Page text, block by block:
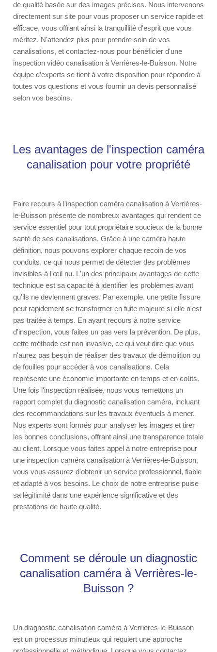
de qualité basée sur des images précises. Nous intervenons
directement sur site pour vous proposer un service rapide et
efficace, vous offrant ainsi la tranquillité d'esprit que vous
méritez. N'attendez plus pour prendre soin de vos
canalisations, et contactez-nous pour bénéficier d'une
inspection vidéo canalisation à Verrières-le-Buisson. Notre
équipe d’experts se tient à votre disposition pour répondre à
toutes vos questions et vous fournir un devis personnalisé
selon vos besoins.
Les avantages de l'inspection caméra
canalisation pour votre propriété
Faire recours à l'inspection caméra canalisation à Verrières-
le-Buisson présente de nombreux avantages qui rendent ce
service essentiel pour tout propriétaire soucieux de la bonne
santé de ses canalisations. Grâce à une caméra haute
définition, nous pouvons explorer chaque recoin de vos
conduits, ce qui nous permet de détecter des problèmes
invisibles à l'œil nu. L'un des principaux avantages de cette
technique est sa capacité à identifier les problèmes avant
qu'ils ne deviennent graves. Par exemple, une petite fissure
peut rapidement se transformer en fuite majeure si elle n'est
pas traitée à temps. En ayant recours à notre service
d'inspection, vous faites un pas vers la prévention. De plus,
cette méthode est non invasive, ce qui veut dire que vous
n'aurez pas besoin de réaliser des travaux de démolition ou
de fouilles pour accéder à vos canalisations. Cela
représente une économie importante en temps et en coûts.
Une fois l'inspection réalisée, nous vous remettons un
rapport complet du diagnostic canalisation caméra, incluant
des recommandations sur les travaux éventuels à mener.
Nos experts sont formés pour analyser les images et tirer
les bonnes conclusions, offrant ainsi une transparence totale
au client. Lorsque vous faites appel à notre entreprise pour
une inspection caméra canalisation à Verrières-le-Buisson,
vous vous assurez d'obtenir un service professionnel, fiable
et adapté à vos besoins. Le choix de notre entreprise puise
sa légitimité dans une expérience significative et des
prestations de haute qualité.
Comment se déroule un diagnostic
canalisation caméra à Verrières-le-
Buisson ?
Un diagnostic canalisation caméra à Verrières-le-Buisson
est un processus minutieux qui requiert une approche